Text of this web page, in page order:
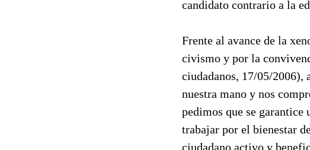
candidato contrario a la
Frente al avance de la
civismo y por la
ciudadanos, 17/05/2006),
nuestra mano y nos
pedimos que se garantice
trabajar por el bienestar
ciudadano activo y